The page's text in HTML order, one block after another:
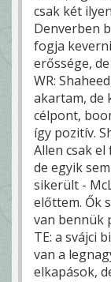
csak két
Denverben
fogja
erőssége,
WR:
akartam, de
célpont,
így pozitív.
Allen csak
de egyik
sikerült -
előttem. Ők
van bennük
TE: a svájci
van a
elkapások,